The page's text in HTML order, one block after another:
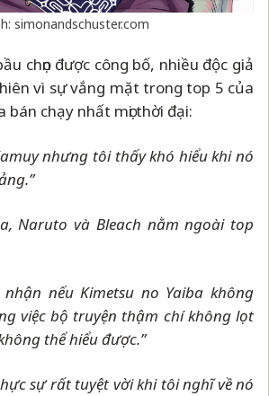
simonandschuster.com
chọn được công bố, nhiều độc giả
vì sự vắng mặt trong top 5 của
chạy nhất mọi thời đại:
nhưng tôi thấy khó hiểu khi nó
Naruto và Bleach nằm ngoài top
nếu Kimetsu no Yaiba không
việc bộ truyện thậm chí không lọt
thể hiểu được.”
sự rất tuyệt vời khi tôi nghĩ về nó